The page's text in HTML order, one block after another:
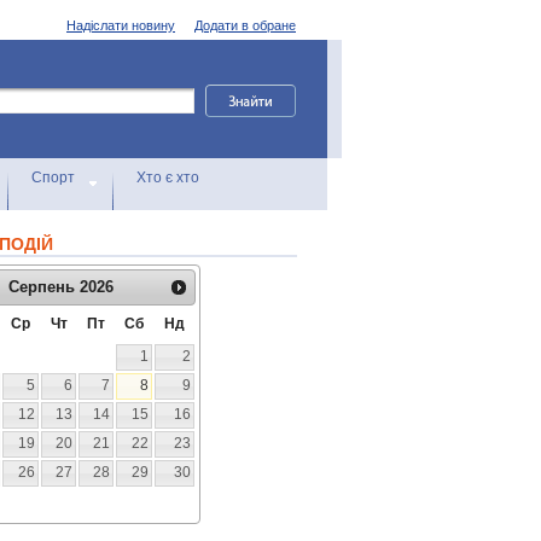
Додати в обране
Надіслати новину
Спорт Хто є хто
Серпень 2026
Ср Чт Пт Сб
Нд
1
2
5 6 7 8
9
12 13 14 15
16
19 20 21 22
23
26 27 28 29
30